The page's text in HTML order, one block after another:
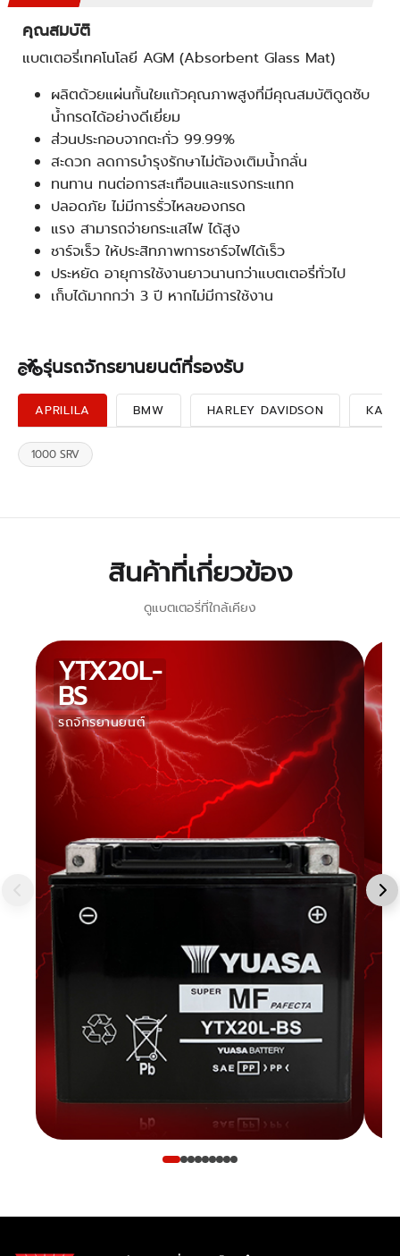
คุณสมบัติ
แบตเตอรี่เทคโนโลยี AGM (Absorbent Glass Mat)
ผลิตด้วยแผ่นกั้นใยแก้วคุณภาพสูงที่มีคุณสมบัติดูดซับ
น้ำกรดได้อย่างดีเยี่ยม
ส่วนประกอบจากตะกั่ว 99.99%
สะดวก ลดการบำรุงรักษาไม่ต้องเติมน้ำกลั่น
ทนทาน ทนต่อการสะเทือนและแรงกระแทก
ปลอดภัย ไม่มีการรั่วไหลของกรด
แรง สามารถจ่ายกระแสไฟ ได้สูง
ชาร์จเร็ว ให้ประสิทภาพการชาร์จไฟได้เร็ว
ประหยัด อายุการใช้งานยาวนานกว่าแบตเตอรี่ทั่วไป
เก็บได้มากกว่า 3 ปี หากไม่มีการใช้งาน
รุ่นรถจักรยานยนต์ที่รองรับ
APRILILA BMW HARLEY DAVIDSON
1000 SRV
สินค้าที่เกี่ยวข้อง
ดูแบตเตอรี่ที่ใกล้เคียง
YTX20L-
BS
รถจักรยานยนต์